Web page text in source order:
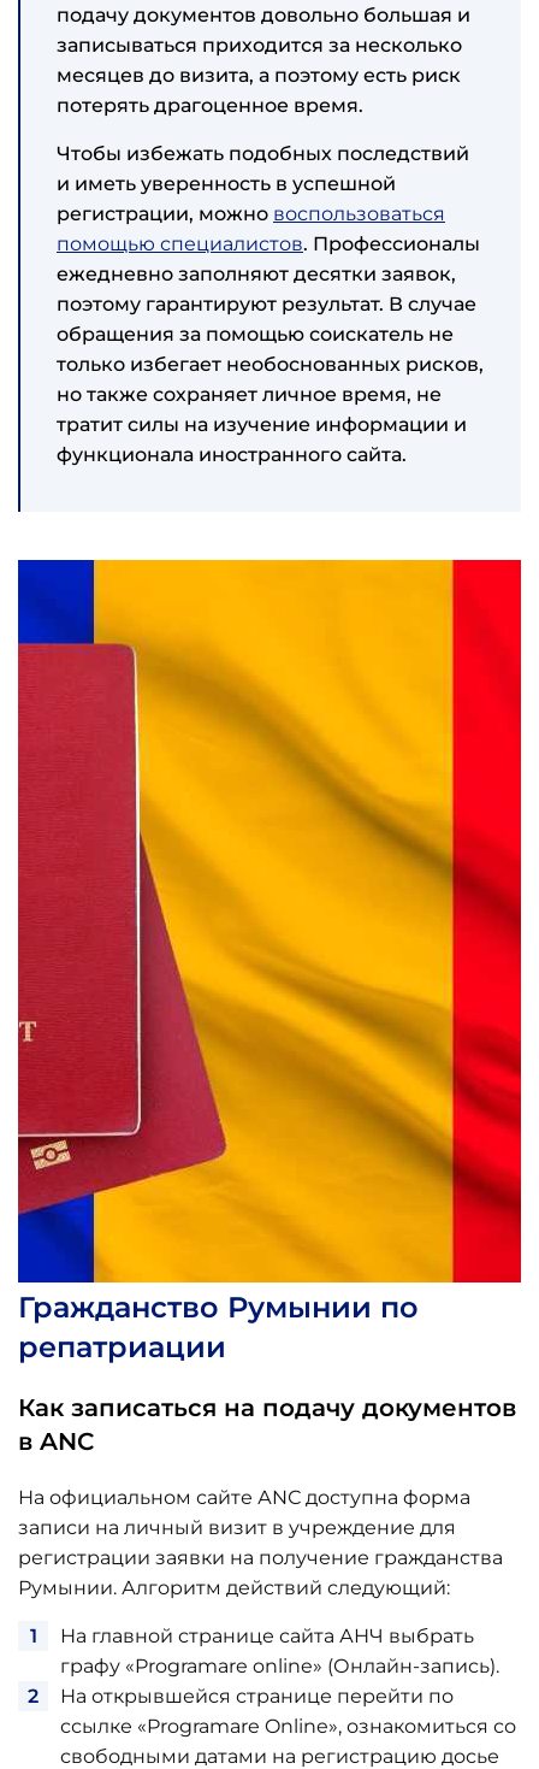
подачу документов довольно большая и
записываться приходится за несколько
месяцев до визита, а поэтому есть риск
потерять драгоценное время.
Чтобы избежать подобных последствий
и иметь уверенность в успешной
регистрации, можно воспользоваться
помощью специалистов. Профессионалы
ежедневно заполняют десятки заявок,
поэтому гарантируют результат. В случае
обращения за помощью соискатель не
только избегает необоснованных рисков,
но также сохраняет личное время, не
тратит силы на изучение информации и
функционала иностранного сайта.
Гражданство Румынии по
репатриации
Как записаться на подачу документов
в ANC
На официальном сайте АNС доступна форма
записи на личный визит в учреждение для
регистрации заявки на получение гражданства
Румынии. Алгоритм действий следующий:
На главной странице сайта АНЧ выбрать
графу «Programare online» (Онлайн-запись).
На открывшейся странице перейти по
ссылке «Programare Online», ознакомиться со
свободными датами на регистрацию досье